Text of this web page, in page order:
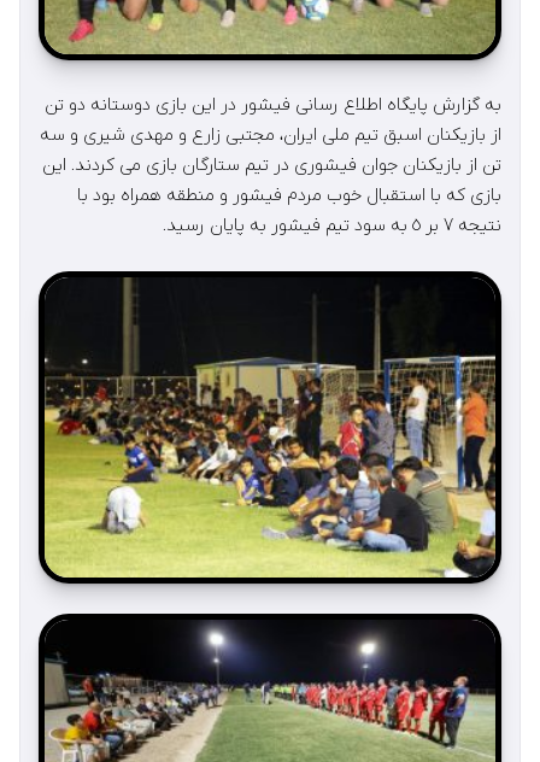
به گزارش پايگاه اطلاع رسانی فيشور در اين بازی دوستانه دو تن
از بازيكنان اسبق تيم ملی ايران، مجتبی زارع و مهدی شيری و سه
تن از بازيكنان جوان فيشوری در تيم ستارگان بازی می كردند. اين
بازی كه با استقبال خوب مردم فيشور و منطقه همراه بود با
نتيجه ٧ بر ٥ به سود تيم فيشور به پايان رسید.